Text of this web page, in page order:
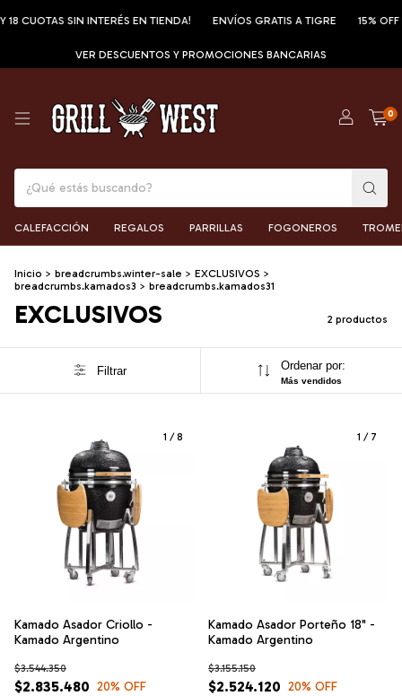
SIN INTERÉS EN TIENDA! ENVÍOS GRATIS A TIGRE 15% OFF POR
VER DESCUENTOS Y PROMOCIONES BANCARIAS
0
CALEFACCIÓN REGALOS PARRILLAS FOGONEROS
Inicio > breadcrumbs.winter-sale > EXCLUSIVOS >
breadcrumbs.kamados3 > breadcrumbs.kamados31
EXCLUSIVOS 2 productos
Filtrar Ordenar por:
Más vendidos
1 /8
Kamado Asador Criollo -
Kamado Argentino
$2.835.480
$3.544.350
20% OFF
1 / 7
Kamado Asador Porteño 18" -
Kamado Argentino
$2.524.120
$3.155.150
20% OFF